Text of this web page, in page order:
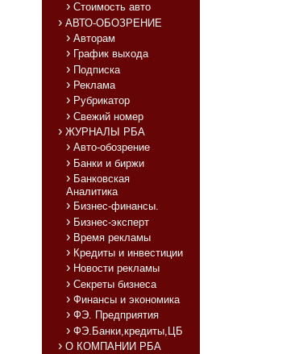
Стоимость авто
АВТО-ОБОЗРЕНИЕ
Авторам
График выхода
Подписка
Реклама
Рубрикатор
Свежий номер
ЖУРНАЛЫ РБА
Авто-обозрение
Банки и биржи
Банковская
Аналитика
Бизнес-финансы.
Бизнес-эксперт
Время рекламы
Кредиты и инвестиции
Новости рекламы
Секреты бизнеса
Финансы и экономика
ФЭ. Предприятия
ФЭ.Банки,кредиты,ЦБ
О КОМПАНИИ РБА